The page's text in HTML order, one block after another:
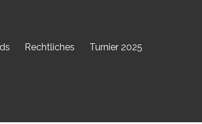
Rechtliches Turnier 2025